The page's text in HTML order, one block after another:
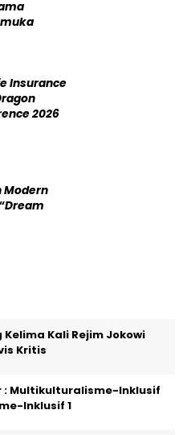
Insurance
2026
Modern
Kali Rejim Jokowi
Kritis
: Multikulturalisme-Inklusif
Inklusif 1